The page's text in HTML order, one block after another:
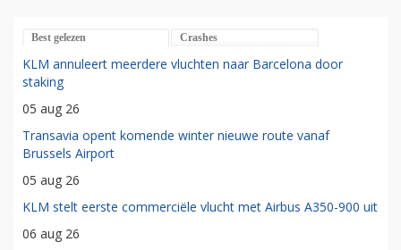
Best gelezen Crashes
KLM annuleert meerdere vluchten naar Barcelona door
staking
05 aug 26
Transavia opent komende winter nieuwe route vanaf
Brussels Airport
05 aug 26
KLM stelt eerste commerciële vlucht met Airbus A350-900 uit
06 aug 26